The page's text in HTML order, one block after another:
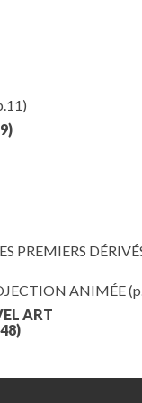
PREMIERS
ANIMÉE
ART